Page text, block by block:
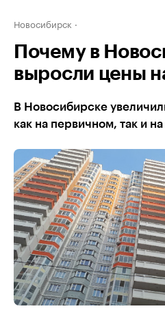
Новосибирск
Почему в
выросли цены
В Новосибирске
как на первичном, так и